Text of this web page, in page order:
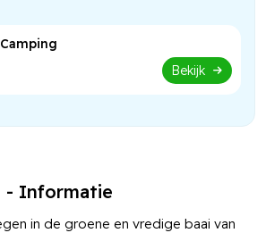
Bekijk
- Informatie
in de groene en vredige baai van